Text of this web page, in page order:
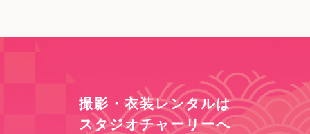
撮影・衣装レンタルは
スタジオチャーリーへ